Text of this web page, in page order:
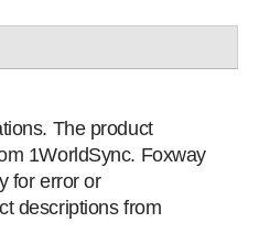
The product
1WorldSync. Foxway
for error or
descriptions from